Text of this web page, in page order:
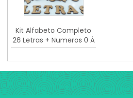
Kit Alfabeto Completo
26 Letras + Numeros 0 Á
9 com 10 Cm